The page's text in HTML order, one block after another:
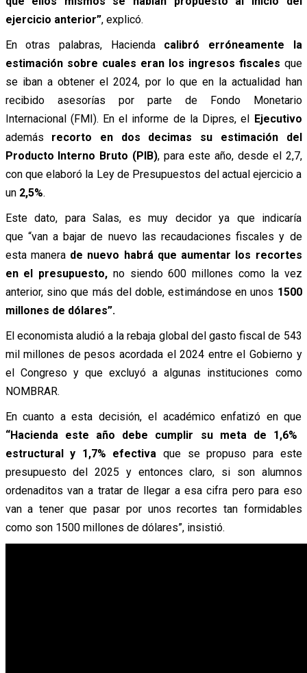
ejercicio anterior”, explicó.
En otras palabras, Haciendacalibró erróneamente la
estimación sobre cuales eran los ingresos fiscales que
se iban a obtener el 2024, por lo que en la actualidad han
recibido asesorías por parte de Fondo Monetario
Internacional (FMI). En el informe de la Dipres, el Ejecutivo
además recorto en dos decimas su estimación del
Producto Interno Bruto (PIB), para este año, desde el 2,7,
con que elaboró la Ley de Presupuestos del actual ejercicio a
un2,5%.
Este dato, para Salas, es muy decidor ya que indicaría
que “van a bajar de nuevo las recaudaciones fiscales y de
esta manerade nuevo habrá que aumentar los recortes
en el presupuesto, no siendo600 millones como la vez
anterior, sino que más del doble, estimándose en unos 1500
millones de dólares”.
El economista aludió a la rebaja global del gasto fiscal de 543
mil millones de pesos acordada el 2024 entre el Gobierno y
el Congreso y que excluyó a algunas instituciones como
NOMBRAR.
En cuanto a esta decisión, el académico enfatizó en que
“Hacienda este año debe cumplir su meta de 1,6%
estructural y 1,7% efectiva que se propuso para este
presupuesto del 2025 y entonces claro, si son alumnos
ordenaditos van a tratar de llegar a esa cifra pero para eso
van a tener que pasar por unos recortes tan formidables
como son 1500 millones de dólares”, insistió.